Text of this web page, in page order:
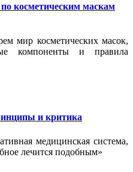
косметическим маскам
мир косметических масок,
компоненты и правила
и критика
медицинская система,
лечится подобным»